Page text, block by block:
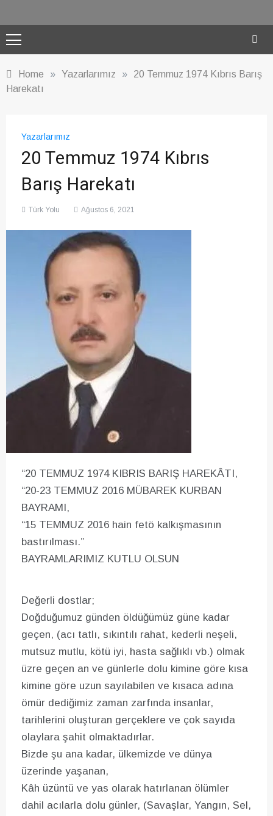
Home » Yazarlarımız »
20 Temmuz 1974 Kıbrıs Barış
Harekatı
Yazarlarımız
20 Temmuz 1974 Kıbrıs
Barış Harekatı
Türk Yolu Ağustos 6, 2021
“20 TEMMUZ 1974 KIBRIS BARIŞ HAREKÂTI,
“20-23 TEMMUZ 2016 MÜBAREK KURBAN
BAYRAMI,
“15 TEMMUZ 2016 hain fetö kalkışmasının
bastırılması.”
BAYRAMLARIMIZ KUTLU OLSUN
Değerli dostlar;
Doğduğumuz günden öldüğümüz güne kadar
geçen, (acı tatlı, sıkıntılı rahat, kederli neşeli,
mutsuz mutlu, kötü iyi, hasta sağlıklı vb.) olmak
üzre geçen an ve günlerle dolu kimine göre kısa
kimine göre uzun sayılabilen ve kısaca adına
ömür dediğimiz zaman zarfında insanlar,
tarihlerini oluşturan gerçeklere ve çok sayıda
olaylara şahit olmaktadırlar.
Bizde şu ana kadar, ülkemizde ve dünya
üzerinde yaşanan,
Kâh üzüntü ve yas olarak hatırlanan ölümler
dahil acılarla dolu günler, (Savaşlar, Yangın, Sel,